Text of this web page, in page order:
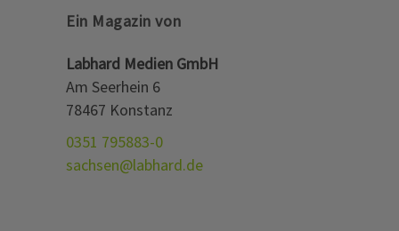
Ein Magazin von
Labhard Medien GmbH
Am Seerhein 6
78467 Konstanz
0351 795883-0
sachsen@labhard.de